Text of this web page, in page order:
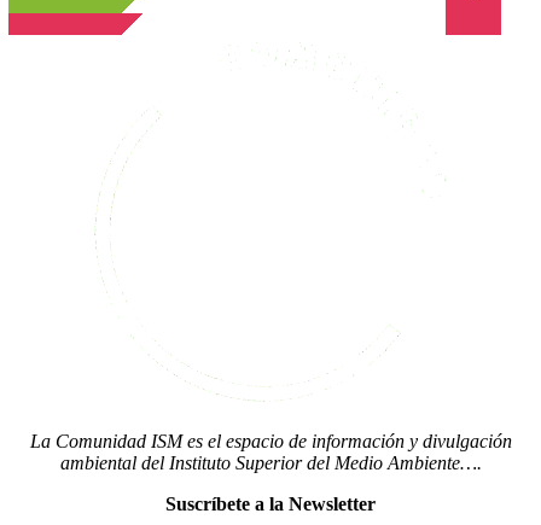
La Comunidad ISM es el espacio de información y divulgación
ambiental del Instituto Superior del Medio Ambiente….
Suscríbete a la Newsletter